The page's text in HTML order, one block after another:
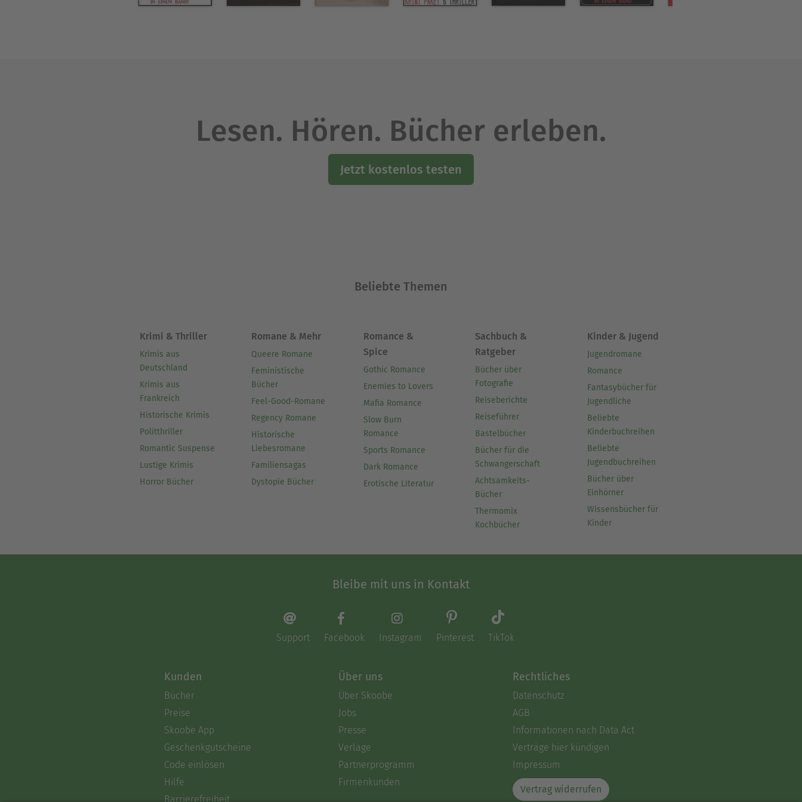
Lesen. Hören. Bücher erleben.
Jetzt kostenlos testen
Beliebte Themen
Krimi & Thriller
Krimis aus
Deutschland
Krimis aus
Frankreich
Historische Krimis
Politthriller
Romantic Suspense
Lustige Krimis
Horror Bücher
Romane & Mehr
Queere Romane
Feministische
Bücher
Feel-Good-Romane
Regency Romane
Historische
Liebesromane
Familiensagas
Dystopie Bücher
Romance &
Spice
Gothic Romance
Enemies to Lovers
Mafia Romance
Slow Burn
Romance
Sports Romance
Dark Romance
Erotische Literatur
Sachbuch &
Ratgeber
Bücher über
Fotografie
Reiseberichte
Reiseführer
Bastelbücher
Bücher für die
Schwangerschaft
Achtsamkeits-
Bücher
Thermomix
Kochbücher
Kinder & Jugend
Jugendromane
Romance
Fantasybücher für
Jugendliche
Beliebte
Kinderbuchreihen
Beliebte
Jugendbuchreihen
Bücher über
Einhörner
Wissensbücher für
Kinder
Bleibe mit uns in Kontakt
Support Facebook Instagram Pinterest TikTok
Kunden
Bücher
Preise
Skoobe App
Geschenkgutscheine
Code einlösen
Hilfe
Barrierefreiheit
Über uns
Über Skoobe
Jobs
Presse
Verlage
Partnerprogramm
Firmenkunden
Rechtliches
Datenschutz
AGB
Informationen nach Data Act
Verträge hier kündigen
Impressum
Vertrag widerrufen